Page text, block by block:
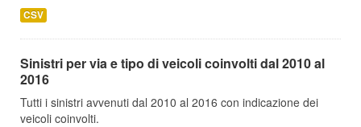
CSV
Sinistri per via e tipo di veicoli coinvolti dal 2010 al
2016
Tutti i sinistri avvenuti dal 2010 al 2016 con indicazione dei
veicoli coinvolti.